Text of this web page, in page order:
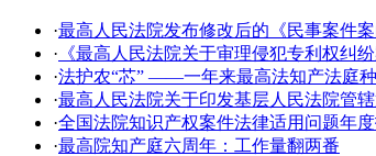
·最高人民法院发布修改后的《民事案件案
· 《最高人民法院关于审理侵犯专利权纠
·法护农“芯” ——一年来最高法知产法庭
·最高人民法院关于印发基层人民法院管
·全国法院知识产权案件法律适用问题年
·最高院知产庭六周年：工作量翻两番